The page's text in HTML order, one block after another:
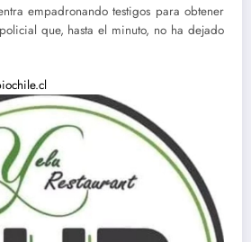
empadronando testigos para obtener
que, hasta el minuto, no ha dejado